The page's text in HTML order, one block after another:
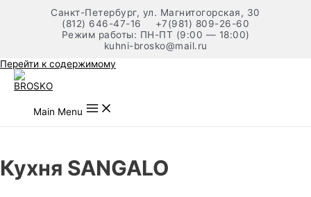
Санкт-Петербург, ул. Магнитогорская, 30
(812) 646-47-16
+7(981) 809-26-60
Режим работы: ПН-ПТ (9:00 — 18:00)
kuhni-brosko@mail.ru
Перейти к содержимому
Main Menu
Кухня SANGALO